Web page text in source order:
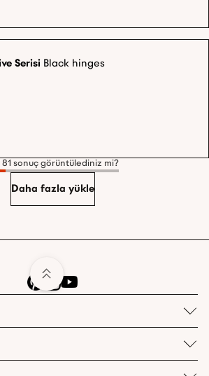
Serisi Black hinges
81 sonuç görüntülediniz mi?
Daha fazla yükle